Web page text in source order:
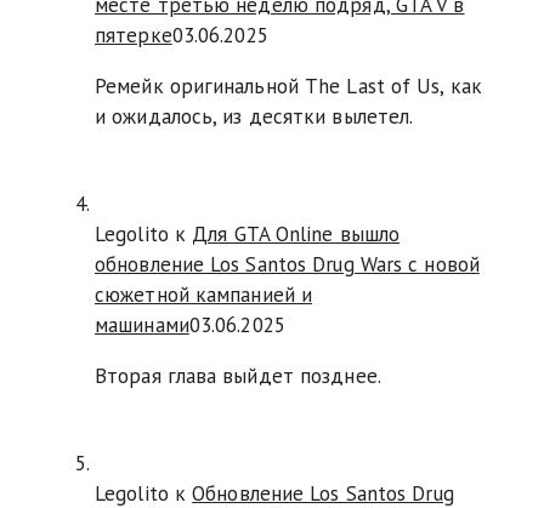
пятерке03.06.2025
Ремейк оригинальной The Last of Us, как
и ожидалось, из десятки вылетел.
Legolito к Для GTA Online вышло
обновление Los Santos Drug Wars с новой
сюжетной кампанией и
машинами03.06.2025
Вторая глава выйдет позднее.
Legolito кОбновление Los Santos Drug